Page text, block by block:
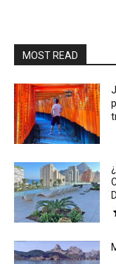
MOST READ